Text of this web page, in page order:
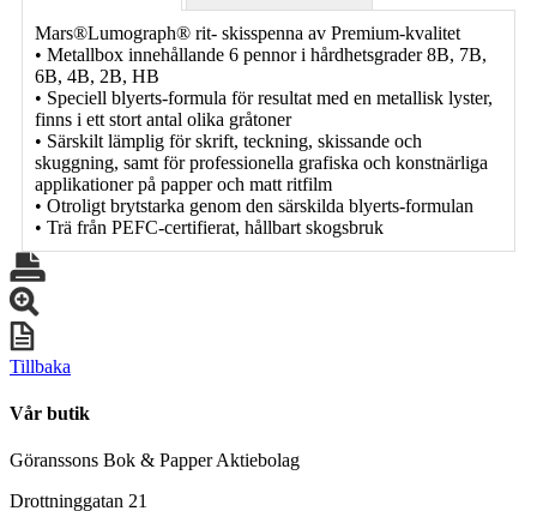
Mars®Lumograph® rit- skisspenna av Premium-kvalitet
• Metallbox innehållande 6 pennor i hårdhetsgrader 8B, 7B,
6B, 4B, 2B, HB
• Speciell blyerts-formula för resultat med en metallisk lyster,
finns i ett stort antal olika gråtoner
• Särskilt lämplig för skrift, teckning, skissande och
skuggning, samt för professionella grafiska och konstnärliga
applikationer på papper och matt ritfilm
• Otroligt brytstarka genom den särskilda blyerts-formulan
• Trä från PEFC-certifierat, hållbart skogsbruk
Tillbaka
Vår butik
Göranssons Bok & Papper Aktiebolag
Drottninggatan 21